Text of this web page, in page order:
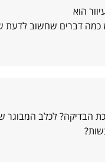
הוא
כמה דברים שחשוב
הבדיקה? לכלב